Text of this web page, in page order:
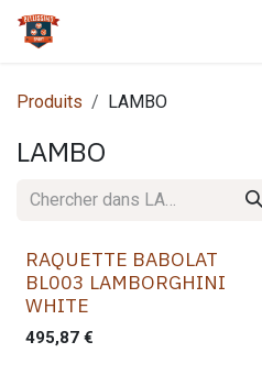
Se rendre au contenu
Produits LAMBO
LAMBO
RAQUETTE BABOLAT
BL003 LAMBORGHINI
WHITE
495,87 €